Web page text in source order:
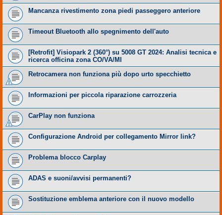
Mancanza rivestimento zona piedi passeggero anteriore
Timeout Bluetooth allo spegnimento dell'auto
​[Retrofit] Visiopark 2 (360°) su 5008 GT 2024: Analisi tecnica e
ricerca officina zona CO/VA/MI
Retrocamera non funziona più dopo urto specchietto
Informazioni per piccola riparazione carrozzeria
CarPlay non funziona
Configurazione Android per collegamento Mirror link?
Problema blocco Carplay
ADAS e suoni/avvisi permanenti?
Sostituzione emblema anteriore con il nuovo modello